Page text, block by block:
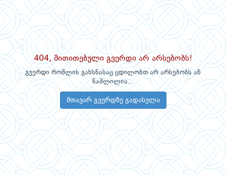
404, მითითებული გვერდი არ არსებობს!
გვერდი რომლის გახსნასაც ცდილობთ არ არსებობს ან
წაშლილია...
მთავარ გვერდზე გადასვლა